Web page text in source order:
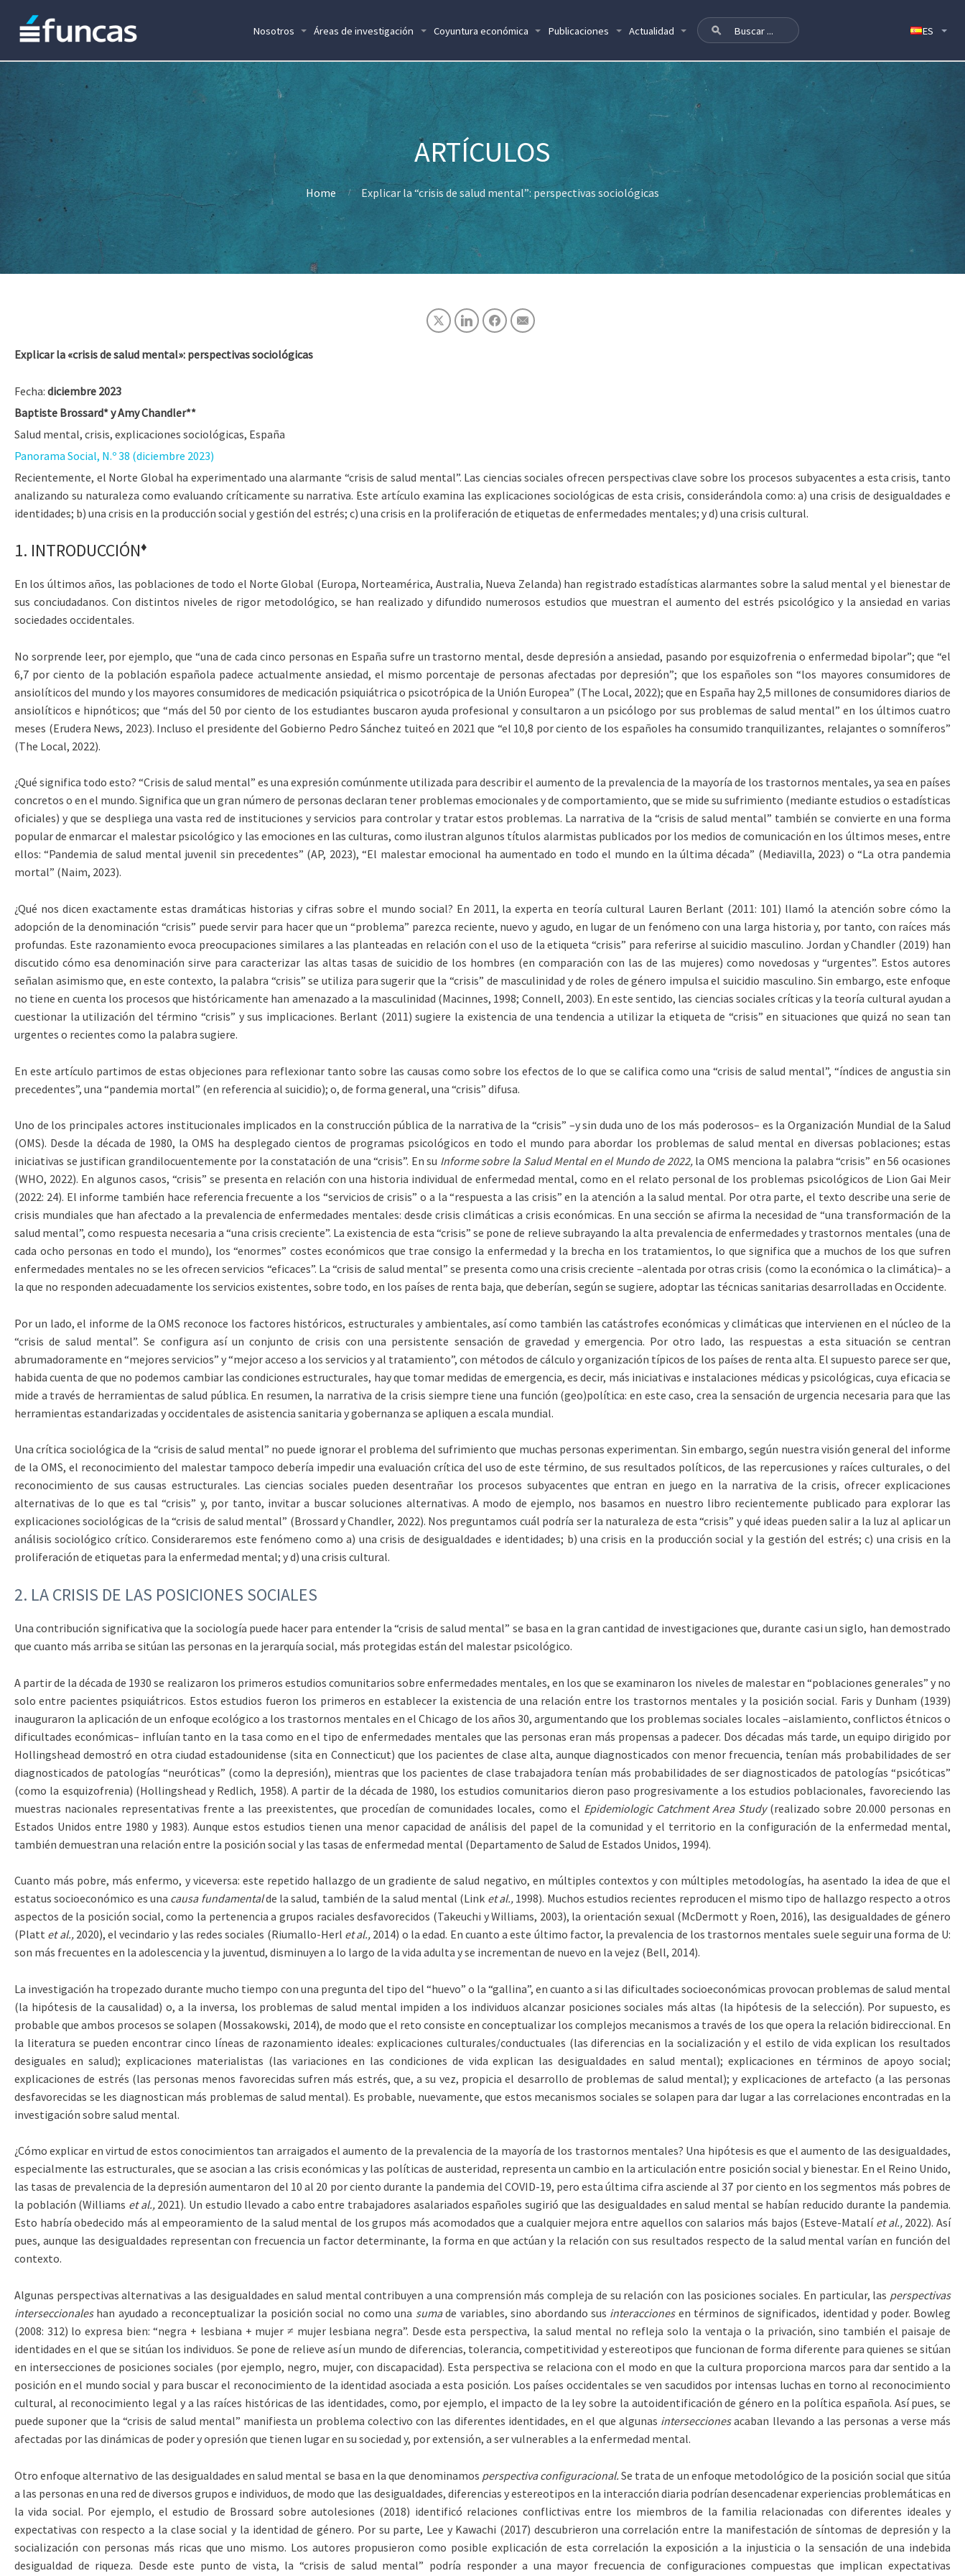
Nosotros Áreas de investigación Coyuntura económica Publicaciones Actualidad
Home Explicar la “crisis de salud mental”: perspectivas sociológicas
Explicar la «crisis de salud mental»: perspectivas sociológicas
Fecha: diciembre 2023
Baptiste Brossard* y Amy Chandler**
Salud mental, crisis, explicaciones sociológicas, España
Panorama Social, N.º 38 (diciembre 2023)
Recientemente, el Norte Global ha experimentado una alarmante “crisis de salud mental”. Las ciencias sociales ofrecen perspectivas clave sobre los procesos subyacentes a esta crisis, tanto
analizando su naturaleza como evaluando críticamente su narrativa. Este artículo examina las explicaciones sociológicas de esta crisis, considerándola como: a) una crisis de desigualdades e
identidades; b) una crisis en la producción social y gestión del estrés; c) una crisis en la proliferación de etiquetas de enfermedades mentales; y d) una crisis cultural.
1. INTRODUCCIÓN♦
En los últimos años, las poblaciones de todo el Norte Global (Europa, Norteamérica, Australia, Nueva Zelanda) han registrado estadísticas alarmantes sobre la salud mental y el bienestar de
sus conciudadanos. Con distintos niveles de rigor metodológico, se han realizado y difundido numerosos estudios que muestran el aumento del estrés psicológico y la ansiedad en varias
sociedades occidentales.
No sorprende leer, por ejemplo, que “una de cada cinco personas en España sufre un trastorno mental, desde depresión a ansiedad, pasando por esquizofrenia o enfermedad bipolar”; que “el
6,7 por ciento de la población española padece actualmente ansiedad, el mismo porcentaje de personas afectadas por depresión”; que los españoles son “los mayores consumidores de
ansiolíticos del mundo y los mayores consumidores de medicación psiquiátrica o psicotrópica de la Unión Europea” (The Local, 2022); que en España hay 2,5 millones de consumidores diarios de
ansiolíticos e hipnóticos; que “más del 50 por ciento de los estudiantes buscaron ayuda profesional y consultaron a un psicólogo por sus problemas de salud mental” en los últimos cuatro
meses (Erudera News, 2023). Incluso el presidente del Gobierno Pedro Sánchez tuiteó en 2021 que “el 10,8 por ciento de los españoles ha consumido tranquilizantes, relajantes o somníferos”
(The Local, 2022).
¿Qué significa todo esto? “Crisis de salud mental” es una expresión comúnmente utilizada para describir el aumento de la prevalencia de la mayoría de los trastornos mentales, ya sea en países
concretos o en el mundo. Significa que un gran número de personas declaran tener problemas emocionales y de comportamiento, que se mide su sufrimiento (mediante estudios o estadísticas
oficiales) y que se despliega una vasta red de instituciones y servicios para controlar y tratar estos problemas. La narrativa de la “crisis de salud mental” también se convierte en una forma
popular de enmarcar el malestar psicológico y las emociones en las culturas, como ilustran algunos títulos alarmistas publicados por los medios de comunicación en los últimos meses, entre
ellos: “Pandemia de salud mental juvenil sin precedentes” (AP, 2023), “El malestar emocional ha aumentado en todo el mundo en la última década” (Mediavilla, 2023) o “La otra pandemia
mortal” (Naim, 2023).
¿Qué nos dicen exactamente estas dramáticas historias y cifras sobre el mundo social? En 2011, la experta en teoría cultural Lauren Berlant (2011: 101) llamó la atención sobre cómo la
adopción de la denominación “crisis” puede servir para hacer que un “problema” parezca reciente, nuevo y agudo, en lugar de un fenómeno con una larga historia y, por tanto, con raíces más
profundas. Este razonamiento evoca preocupaciones similares a las planteadas en relación con el uso de la etiqueta “crisis” para referirse al suicidio masculino. Jordan y Chandler (2019) han
discutido cómo esa denominación sirve para caracterizar las altas tasas de suicidio de los hombres (en comparación con las de las mujeres) como novedosas y “urgentes”. Estos autores
señalan asimismo que, en este contexto, la palabra “crisis” se utiliza para sugerir que la “crisis” de masculinidad y de roles de género impulsa el suicidio masculino. Sin embargo, este enfoque
no tiene en cuenta los procesos que históricamente han amenazado a la masculinidad (Macinnes, 1998; ­Connell, 2003). En este sentido, las ciencias sociales críticas y la teoría cultural ayudan a
cuestionar la utilización del término “crisis” y sus implicaciones. Berlant (2011) sugiere la existencia de una tendencia a utilizar la etiqueta de “crisis” en situaciones que quizá no sean tan
urgentes o recientes como la palabra sugiere.
En este artículo partimos de estas objeciones para reflexionar tanto sobre las causas como sobre los efectos de lo que se califica como una “crisis de salud mental”, “índices de angustia sin
precedentes”, una “pandemia mortal” (en referencia al suicidio); o, de forma general, una “crisis” difusa.
Uno de los principales actores institucionales implicados en la construcción pública de la narrativa de la “crisis” –y sin duda uno de los más poderosos– es la Organización Mundial de la Salud
(OMS). Desde la década de 1980, la OMS ha desplegado cientos de programas psicológicos en todo el mundo para abordar los problemas de salud mental en diversas poblaciones; estas
iniciativas se justifican grandilocuentemente por la constatación de una “crisis”. En su Informe sobre la Salud Mental en el Mundo de 2022,la OMS menciona la palabra “crisis” en 56 ocasiones
(WHO, 2022). En algunos casos, “crisis” se presenta en relación con una historia individual de enfermedad mental, como en el relato personal de los problemas psicológicos de Lion Gai Meir
(2022: 24). El informe también hace referencia frecuente a los “servicios de crisis” o a la “respuesta a las crisis” en la atención a la salud mental. Por otra parte, el texto describe una serie de
crisis mundiales que han afectado a la prevalencia de enfermedades mentales: desde crisis climáticas a crisis económicas. En una sección se afirma la necesidad de “una transformación de la
salud mental”, como respuesta necesaria a “una crisis creciente”. La existencia de esta “crisis” se pone de relieve subrayando la alta prevalencia de enfermedades y trastornos mentales (una de
cada ocho personas en todo el mundo), los “enormes” costes económicos que trae consigo la enfermedad y la brecha en los tratamientos, lo que significa que a muchos de los que sufren
enfermedades mentales no se les ofrecen servicios “eficaces”. La “crisis de salud mental” se presenta como una crisis creciente –alentada por otras crisis (como la económica o la climática)– a
la que no responden adecuadamente los servicios existentes, sobre todo, en los países de renta baja, que deberían, según se sugiere, adoptar las técnicas sanitarias desarrolladas en Occidente.
Por un lado, el informe de la OMS reconoce los factores históricos, estructurales y ambientales, así como también las catástrofes económicas y climáticas que intervienen en el núcleo de la
“crisis de salud mental”. Se configura así un conjunto de crisis con una persistente sensación de gravedad y emergencia. Por otro lado, las respuestas a esta situación se centran
abrumadoramente en “mejores servicios” y “mejor acceso a los servicios y al tratamiento”, con métodos de cálculo y organización típicos de los países de renta alta. El supuesto parece ser que,
habida cuenta de que no podemos cambiar las condiciones estructurales, hay que tomar medidas de emergencia, es decir, más iniciativas e instalaciones médicas y psicológicas, cuya eficacia se
mide a través de herramientas de salud pública. En resumen, la narrativa de la crisis siempre tiene una función (geo)política: en este caso, crea la sensación de urgencia necesaria para que las
herramientas estandarizadas y occidentales de asistencia sanitaria y gobernanza se apliquen a escala mundial.
Una crítica sociológica de la “crisis de salud mental” no puede ignorar el problema del sufrimiento que muchas personas experimentan. Sin embargo, según nuestra visión general del informe
de la OMS, el reconocimiento del malestar tampoco debería impedir una evaluación crítica del uso de este término, de sus resultados políticos, de las repercusiones y raíces culturales, o del
reconocimiento de sus causas estructurales. Las ciencias sociales pueden desentrañar los procesos subyacentes que entran en juego en la narrativa de la crisis, ofrecer explicaciones
alternativas de lo que es tal “crisis” y, por tanto, invitar a buscar soluciones alternativas. A modo de ejemplo, nos basamos en nuestro libro recientemente publicado para explorar las
explicaciones sociológicas de la “crisis de salud mental” (Brossard y Chandler, 2022). Nos preguntamos cuál podría ser la naturaleza de esta “crisis” y qué ideas pueden salir a la luz al aplicar un
análisis sociológico crítico. Consideraremos este fenómeno como a) una crisis de desigualdades e identidades; b) una crisis en la producción social y la gestión del estrés; c) una crisis en la
proliferación de etiquetas para la enfermedad mental; y d) una crisis cultural.
2. LA CRISIS DE LAS POSICIONES SOCIALES
Una contribución significativa que la sociología puede hacer para entender la “crisis de salud mental” se basa en la gran cantidad de investigaciones que, durante casi un siglo, han demostrado
que cuanto más arriba se sitúan las personas en la jerarquía social, más protegidas están del malestar psicológico.
A partir de la década de 1930 se realizaron los primeros estudios comunitarios sobre enfermedades mentales, en los que se examinaron los niveles de malestar en “poblaciones generales” y no
solo entre pacientes psiquiátricos. Estos estudios fueron los primeros en establecer la existencia de una relación entre los trastornos mentales y la posición social. Faris y Dunham (1939)
inauguraron la aplicación de un enfoque ecológico a los trastornos mentales en el Chicago de los años 30, argumentando que los problemas sociales locales –aislamiento, conflictos étnicos o
dificultades económicas– influían tanto en la tasa como en el tipo de enfermedades mentales que las personas eran más propensas a padecer. Dos décadas más tarde, un equipo dirigido por
Hollingshead demostró en otra ciudad ­estadounidense (sita en Connecticut) que los pacientes de clase alta, aunque diagnosticados con menor frecuencia, tenían más probabilidades de ser
diagnosticados de patologías “neuróticas” (como la depresión), mientras que los pacientes de clase trabajadora tenían más probabilidades de ser diagnosticados de patologías “psicóticas”
(como la esquizofrenia) (Hollingshead y Redlich, 1958). A partir de la década de 1980, los estudios comunitarios dieron paso progresivamente a los estudios poblacionales, favoreciendo las
muestras nacionales representativas frente a las preexistentes, que procedían de comunidades locales, como el Epidemiologic Catchment Area Study (realizado sobre 20.000 personas en
Estados Unidos entre 1980 y 1983). Aunque estos estudios tienen una menor capacidad de análisis del papel de la comunidad y el territorio en la configuración de la enfermedad mental,
también demuestran una relación entre la posición social y las tasas de enfermedad mental (Departamento de Salud de Estados ­Unidos, 1994).
Cuanto más pobre, más enfermo, y viceversa: este repetido hallazgo de un gradiente de salud negativo, en múltiples contextos y con múltiples metodologías, ha asentado la idea de que el
estatus socioeconómico es una causa fundamentalde la salud, también de la salud mental (Link et al.,1998). Muchos estudios recientes reproducen el mismo tipo de hallazgo respecto a otros
aspectos de la posición social, como la pertenencia a grupos raciales desfavorecidos (Takeuchi y Williams, 2003), la orientación sexual (McDermott y Roen, 2016), las desigualdades de género
(Platt et al.,2020), el vecindario y las redes sociales (Riumallo-Herl et al., 2014) o la edad. En cuanto a este último factor, la prevalencia de los trastornos mentales suele seguir una forma de U:
son más frecuentes en la adolescencia y la juventud, disminuyen a lo largo de la vida adulta y se incrementan de nuevo en la vejez (Bell, 2014).
La investigación ha tropezado durante mucho tiempo con una pregunta del tipo del “huevo” o la “gallina”, en cuanto a si las dificultades socioeconómicas provocan problemas de salud mental
(la hipótesis de la causalidad) o, a la inversa, los problemas de salud mental impiden a los individuos alcanzar posiciones sociales más altas (la hipótesis de la selección). Por supuesto, es
probable que ambos procesos se solapen (Mossakowski, 2014), de modo que el reto consiste en conceptualizar los complejos mecanismos a través de los que opera la relación bidireccional. En
la literatura se pueden encontrar cinco líneas de razonamiento ideales: explicaciones culturales/conductuales (las diferencias en la socialización y el estilo de vida explican los resultados
desiguales en salud); explicaciones materialistas (las variaciones en las condiciones de vida explican las desigualdades en salud mental); explicaciones en términos de apoyo social;
explicaciones de estrés (las personas menos favorecidas sufren más estrés, que, a su vez, propicia el desarrollo de problemas de salud mental); y explicaciones de artefacto (a las personas
desfavorecidas se les diagnostican más problemas de salud mental). Es probable, nuevamente, que estos mecanismos sociales se solapen para dar lugar a las correlaciones encontradas en la
investigación sobre salud mental.
¿Cómo explicar en virtud de estos conocimientos tan arraigados el aumento de la prevalencia de la mayoría de los trastornos mentales? Una hipótesis es que el aumento de las desigualdades,
especialmente las estructurales, que se asocian a las crisis económicas y las políticas de austeridad, representa un cambio en la articulación entre posición social y bienestar. En el Reino Unido,
las tasas de prevalencia de la depresión aumentaron del 10 al 20 por ciento durante la pandemia del COVID-19, pero esta última cifra asciende al 37 por ciento en los segmentos más pobres de
la población (Williams et al., 2021). Un estudio llevado a cabo entre trabajadores asalariados españoles sugirió que las desigualdades en salud mental se habían reducido durante la pandemia.
Esto habría obedecido más al empeoramiento de la salud mental de los grupos más acomodados que a cualquier mejora entre aquellos con salarios más bajos (Esteve-Matalí et al.,2022). Así
pues, aunque las desigualdades representan con frecuencia un factor determinante, la forma en que actúan y la relación con sus resultados respecto de la salud mental varían en función del
contexto.
Algunas perspectivas alternativas a las desigualdades en salud mental contribuyen a una comprensión más compleja de su relación con las posiciones sociales. En particular, las perspectivas
interseccionaleshan ayudado a reconceptualizar la posición social no como una sumade variables, sino abordando sus interaccionesen términos de significados, identidad y poder. Bowleg
(2008: 312) lo expresa bien: “negra + lesbiana + mujer ≠ mujer lesbiana negra”. Desde esta perspectiva, la salud mental no refleja solo la ventaja o la privación, sino también el paisaje de
identidades en el que se sitúan los individuos. Se pone de relieve así un mundo de diferencias, tolerancia, competitividad y estereotipos que funcionan de forma diferente para quienes se sitúan
en intersecciones de posiciones sociales (por ejemplo, negro, mujer, con discapacidad). Esta perspectiva se relaciona con el modo en que la cultura proporciona marcos para dar sentido a la
posición en el mundo social y para buscar el reconocimiento de la identidad asociada a esta posición. Los países occidentales se ven sacudidos por intensas luchas en torno al reconocimiento
cultural, al reconocimiento legal y a las raíces históricas de las identidades, como, por ejemplo, el impacto de la ley sobre la autoidentificación de género en la política española. Así pues, se
puede suponer que la “crisis de salud mental” manifiesta un problema colectivo con las diferentes identidades, en el que algunas interseccionesacaban llevando a las personas a verse más
afectadas por las dinámicas de poder y opresión que tienen lugar en su sociedad y, por extensión, a ser vulnerables a la enfermedad mental.
Otro enfoque alternativo de las desigualdades en salud mental se basa en la que denominamos perspectiva configuracional. Se trata de un enfoque metodológico de la posición social que sitúa
a las personas en una red de diversos grupos e individuos, de modo que las desigualdades, diferencias y estereotipos en la ­interacción diaria podrían desencadenar experiencias problemáticas en
la vida social. Por ejemplo, el estudio de Brossard sobre autolesiones (2018) identificó relaciones conflictivas entre los miembros de la familia relacionadas con diferentes ideales y
expectativas con respecto a la clase social y la identidad de género. Por su parte, Lee y Kawachi (2017) descubrieron una correlación entre la manifestación de síntomas de depresión y la
socialización con personas más ricas que uno mismo. Los autores propusieron como posible explicación de esta correlación la exposición a la injusticia o la sensación de una indebida
desigualdad de riqueza. Desde este punto de vista, la “crisis de salud mental” podría responder a una mayor frecuencia de configuraciones compuestas que implican expectativas